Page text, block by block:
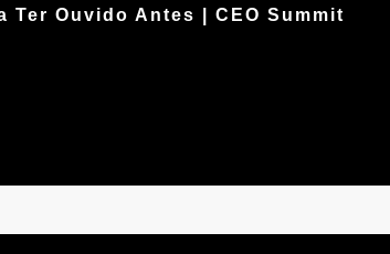
Ouvido Antes | CEO Summit